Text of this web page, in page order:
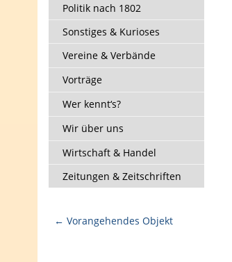
Politik nach 1802
Sonstiges & Kurioses
Vereine & Verbände
Vorträge
Wer kennt‘s?
Wir über uns
Wirtschaft & Handel
Zeitungen & Zeitschriften
← Vorangehendes Objekt